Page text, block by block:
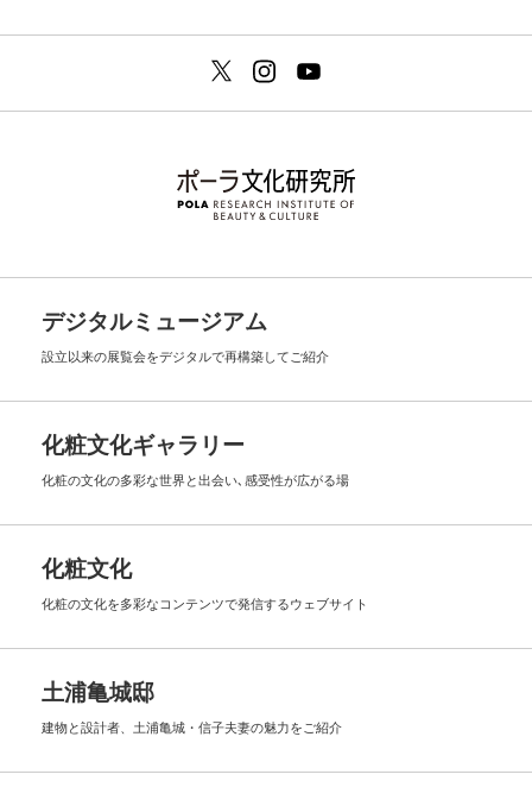
デジタルミュージアム
設立以来の展覧会をデジタルで再構築してご紹介
化粧文化ギャラリー
化粧の文化の多彩な世界と出会い､ 感受性が広がる場
化粧文化
化粧の文化を多彩なコンテンツで発信するウェブサイト
土浦亀城邸
建物と設計者、土浦亀城・信子夫妻の魅力をご紹介